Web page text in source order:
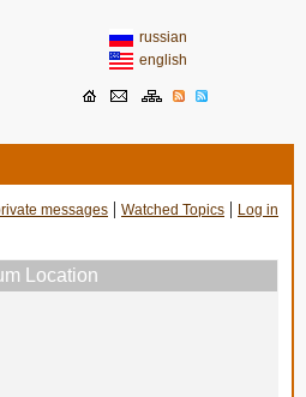
russian
english
messages | Watched Topics | Log in
Location